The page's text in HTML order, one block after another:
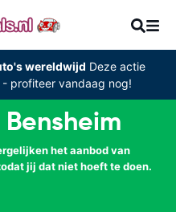
wereldwijd Deze actie
profiteer vandaag nog!
het aanbod van
jij dat niet hoeft te doen.